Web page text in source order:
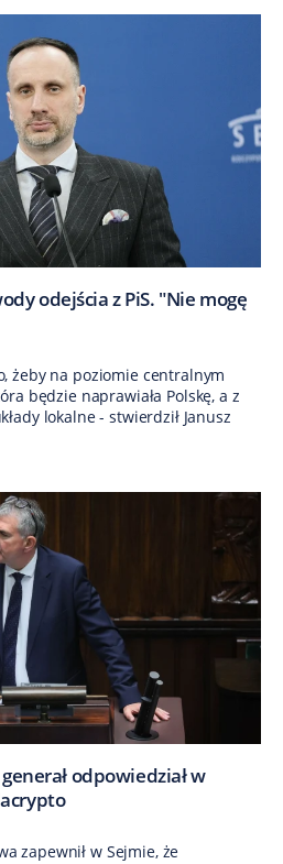
odejścia z PiS. "Nie mogę
żeby na poziomie centralnym
będzie naprawiała Polskę, a z
lokalne - stwierdził Janusz
odpowiedział w
zapewnił w Sejmie, że